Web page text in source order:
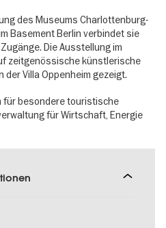
des Museums Charlottenburg-
Basement Berlin verbindet sie
Die Ausstellung im
zeitgenössische künstlerische
der Villa Oppenheim gezeigt.
für besondere touristische
für Wirtschaft, Energie